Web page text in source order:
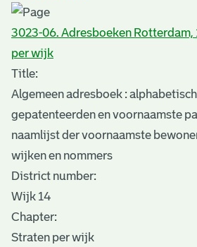
3023-06. Adresboeken Rotterdam,
per wijk
Title:
Algemeen adresboek :
gepatenteerden en voornaamste
naamlijst der voornaamste
wijken en nommers
District number:
Wijk 14
Chapter:
Straten per wijk